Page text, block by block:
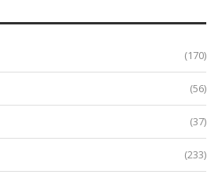
(170)
(56)
(37)
(233)